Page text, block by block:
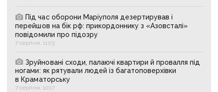
Під час оборони Маріуполя дезертирував і
перейшов на бік рф: прикордоннику з «Азовсталі»
повідомили про підозру
7 серпня, 11:03
Зруйновані сходи, палаючі квартири й провалля під
ногами: як рятували людей із багатоповерхівки
в Краматорську
7 серпня, 10:17